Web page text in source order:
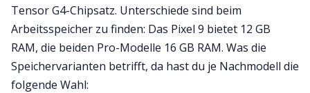
Tensor G4-Chipsatz. Unterschiede sind beim
Arbeitsspeicher zu finden: Das Pixel 9 bietet 12 GB
RAM, die beiden Pro-Modelle 16 GB RAM. Was die
Speichervarianten betrifft, da hast du je Nachmodell die
folgende Wahl: